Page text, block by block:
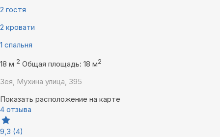
2 гостя
2 кровати
1 спальня
18 м 2 Общая площадь: 18 м2
Зея, Мухина улица, 395
Показать расположение на карте
4 отзыва
9,3 (4)